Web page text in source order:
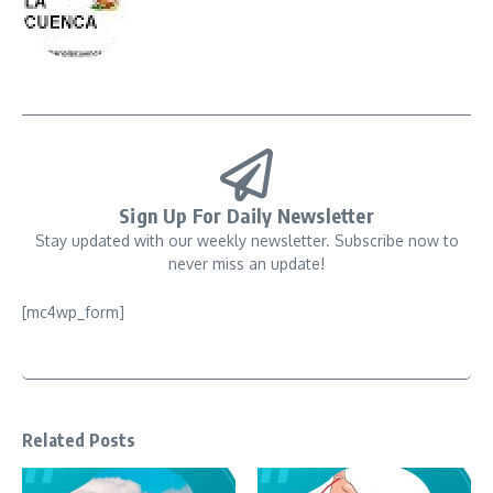
Sign Up For Daily Newsletter
Stay updated with our weekly newsletter. Subscribe now to
never miss an update!
[mc4wp_form]
Related Posts